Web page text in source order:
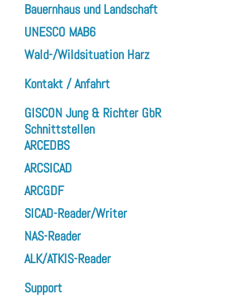
Bauernhaus und Landschaft
UNESCO MAB6
Wald-/Wildsituation Harz
Kontakt / Anfahrt
GISCON Jung & Richter GbR
Schnittstellen
ARCEDBS
ARCSICAD
ARCGDF
SICAD-Reader/Writer
NAS-Reader
ALK/ATKIS-Reader
Support